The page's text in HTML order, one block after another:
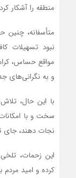
منطقه را آشکار
متأسفانه، چنین
نبود تسهیلات
مواقع حساس،
و به نگرانی‌های
با این حال،
سخت و با
نجات دهند، جای
این زحمات،
کرده و امید مردم